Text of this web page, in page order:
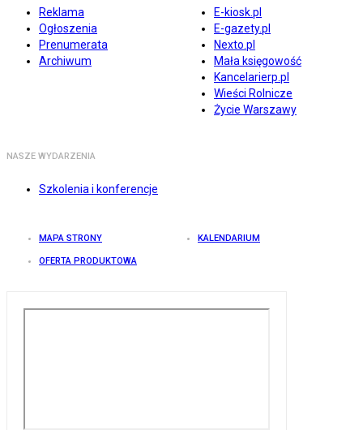
Reklama
Ogłoszenia
Prenumerata
Archiwum
E-kiosk.pl
E-gazety.pl
Nexto.pl
Mała księgowość
Kancelarierp.pl
Wieści Rolnicze
Życie Warszawy
NASZE WYDARZENIA
Szkolenia i konferencje
MAPA STRONY KALENDARIUM
OFERTA PRODUKTOWA